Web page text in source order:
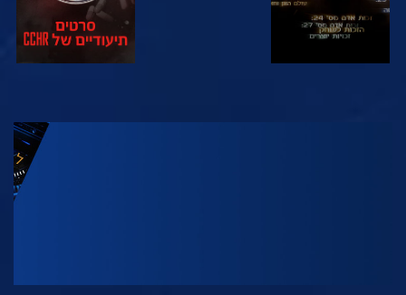
בדוק את הסדרה